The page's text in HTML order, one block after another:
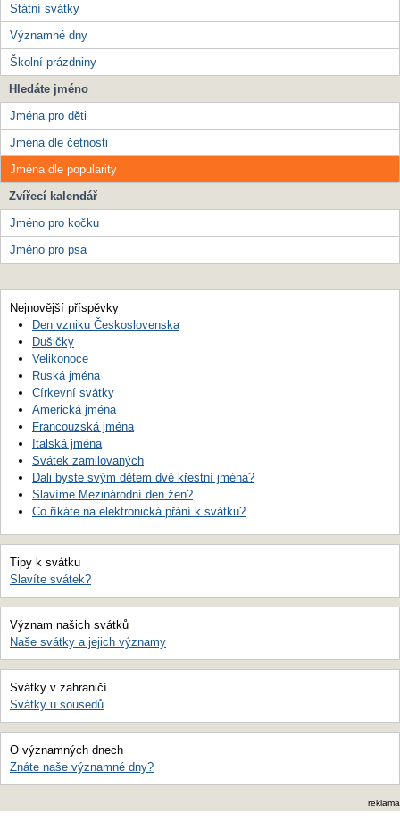
Státní svátky
Významné dny
Školní prázdniny
Hledáte jméno
Jména pro děti
Jména dle četnosti
Jména dle popularity
Zvířecí kalendář
Jméno pro kočku
Jméno pro psa
Nejnovější příspěvky
Den vzniku Československa
Dušičky
Velikonoce
Ruská jména
Církevní svátky
Americká jména
Francouzská jména
Italská jména
Svátek zamilovaných
Dali byste svým dětem dvě křestní jména?
Slavíme Mezinárodní den žen?
Co říkáte na elektronická přání k svátku?
Tipy k svátku
Slavíte svátek?
Význam našich svátků
Naše svátky a jejich významy
Svátky v zahraničí
Svátky u sousedů
O významných dnech
Znáte naše významné dny?
reklama